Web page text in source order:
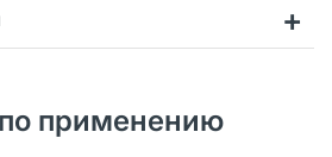
применению